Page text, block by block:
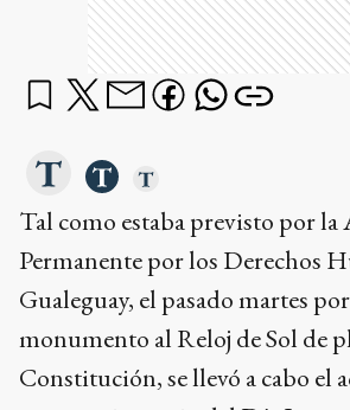
Tal como estaba previsto por la
Permanente por los Derechos
Gualeguay, el pasado martes
monumento al Reloj de Sol de
Constitución, se llevó a cabo el